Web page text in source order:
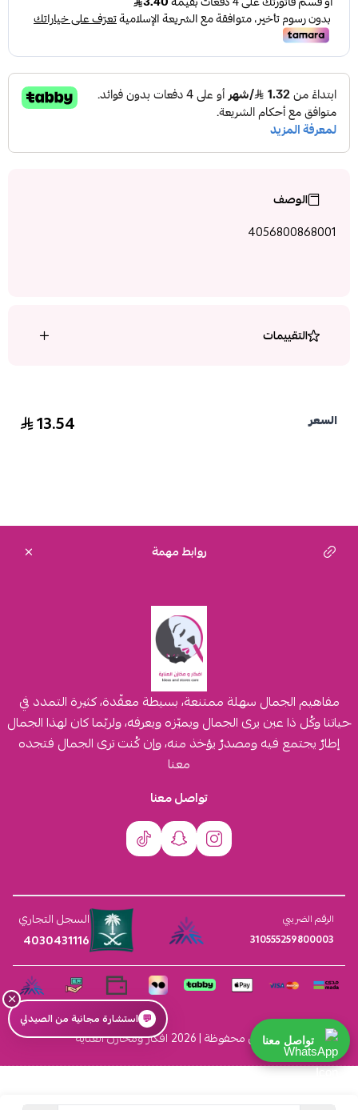
الوصف
4056800868001
التقييمات
السعر 13.54
روابط مهمة
مفاهيم الجمال سهلة ممتنعة، بسيطة معقّدة، كثيرة التمدد في
حياتنا وكُل ذا عين يرى الجمال ويميّزه ويعرفه، ولربّما كان لهذا الجمال
إطارٌ يجتمع فيه ومصدرٌ يؤخذ منه، وإن كُنت ترى الجمال فتجده
معنا
تواصل معنا
الرقم الضريبي
310555259800003
السجل التجاري
4030431116
الحقوق محفوظة | 2026 افكار ومخازن العناية
×
💬 استشارة مجانية من الصيدلي
تواصل معنا